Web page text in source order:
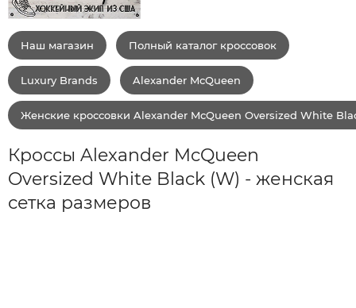
Наш магазин Полный каталог кроссовок
Luxury Brands Alexander McQueen
Женские кроссовки Alexander McQueen Oversized White
Кроссы Alexander McQueen
Oversized White Black (W) - женская
сетка размеров